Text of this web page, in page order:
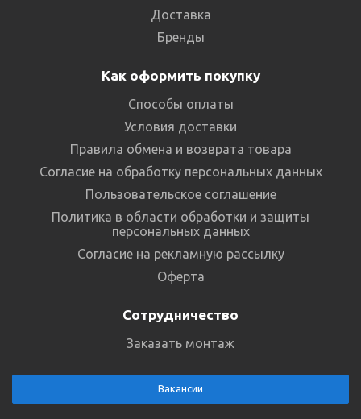
Доставка
Бренды
Как оформить покупку
Способы оплаты
Условия доставки
Правила обмена и возврата товара
Согласие на обработку персональных данных
Пользовательское соглашение
Политика в области обработки и защиты
персональных данных
Согласие на рекламную рассылку
Оферта
Сотрудничество
Заказать монтаж
Вакансии